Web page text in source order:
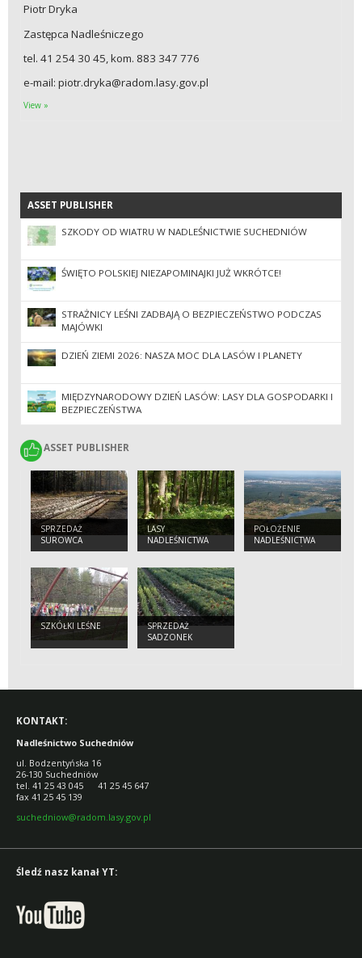
Piotr Dryka
Zastępca Nadleśniczego
tel. 41 254 30 45, kom. 883 347 776
e-mail: piotr.dryka@radom.lasy.gov.pl
View »
ASSET PUBLISHER
ASSET PUBLISHER
SZKODY OD WIATRU W NADLEŚNICTWIE SUCHEDNIÓW
ŚWIĘTO POLSKIEJ NIEZAPOMINAJKI JUŻ WKRÓTCE!
STRAŻNICY LEŚNI ZADBAJĄ O BEZPIECZEŃSTWO PODCZAS
MAJÓWKI
DZIEŃ ZIEMI 2026: NASZA MOC DLA LASÓW I PLANETY
MIĘDZYNARODOWY DZIEŃ LASÓW: LASY DLA GOSPODARKI I
BEZPIECZEŃSTWA
ASSET PUBLISHER
ASSET PUBLISHER
SPRZEDAŻ
SUROWCA
DRZEWNEGO
LASY
NADLEŚNICTWA
POŁOŻENIE
NADLEŚNICTWA
SUCHEDNIÓW
SZKÓŁKI LEŚNE
SPRZEDAŻ
SADZONEK
KONTAKT:
Nadleśnictwo Suchedniów
ul. Bodzentyńska 16
26-130 Suchedniów
tel. 41 25 43 045 41 25 45 647
fax 41 25 45 139
suchedniow@radom.lasy.gov.pl
Śledź nasz kanał YT: